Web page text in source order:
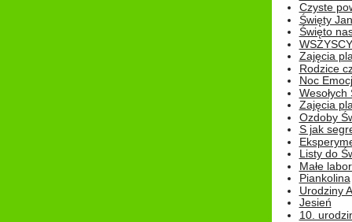
Czyste
Święty
Święto
Zajęcia
Rodzice
Noc
Wesołych
Zajęcia
Ozdoby
S jak
Listy do
Małe
Piankolina
Urodziny
Jesień
10.